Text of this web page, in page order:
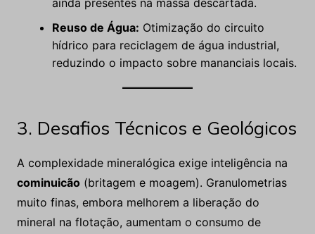
ainda presentes na massa descartada.
Reuso de Água: Otimização do circuito
hídrico para reciclagem de água industrial,
reduzindo o impacto sobre mananciais locais.
3. Desafios Técnicos e Geológicos
A complexidade mineralógica exige inteligência na
cominuicão(britagem e moagem). Granulometrias
muito finas, embora melhorem a liberação do
mineral na flotação, aumentam o consumo de